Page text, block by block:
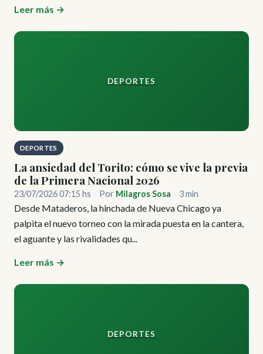
Leer más →
DEPORTES
DEPORTES
La ansiedad del Torito: cómo se vive la previa
de la Primera Nacional 2026
23/07/2026 07:15 hs Por Milagros Sosa 3 min
Desde Mataderos, la hinchada de Nueva Chicago ya
palpita el nuevo torneo con la mirada puesta en la cantera,
el aguante y las rivalidades qu...
Leer más →
DEPORTES